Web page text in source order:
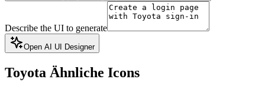
Describe the UI to generate
Open AI UI Designer
Toyota Ähnliche Icons